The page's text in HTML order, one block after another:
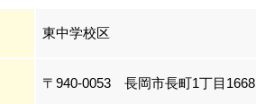
東中学校区
〒940-0053 長岡市長町1丁目1668